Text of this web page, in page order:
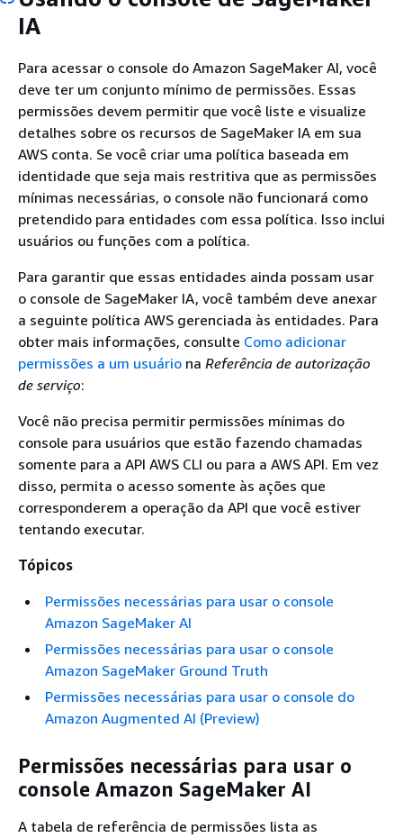
IA
Para acessar o console do Amazon SageMaker AI, você
deve ter um conjunto mínimo de permissões. Essas
permissões devem permitir que você liste e visualize
detalhes sobre os recursos de SageMaker IA em sua
AWS conta. Se você criar uma política baseada em
identidade que seja mais restritiva que as permissões
mínimas necessárias, o console não funcionará como
pretendido para entidades com essa política. Isso inclui
usuários ou funções com a política.
Para garantir que essas entidades ainda possam usar
o console de SageMaker IA, você também deve anexar
a seguinte política AWS gerenciada às entidades. Para
obter mais informações, consulte Como adicionar
permissões a um usuário na Referência de autorização
de serviço:
Você não precisa permitir permissões mínimas do
console para usuários que estão fazendo chamadas
somente para a API AWS CLI ou para a AWS API. Em vez
disso, permita o acesso somente às ações que
corresponderem a operação da API que você estiver
tentando executar.
Tópicos
Permissões necessárias para usar o console
Amazon SageMaker AI
Permissões necessárias para usar o console
Amazon SageMaker Ground Truth
Permissões necessárias para usar o console do
Amazon Augmented AI (Preview)
Permissões necessárias para usar o
console Amazon SageMaker AI
A tabela de referência de permissões lista as